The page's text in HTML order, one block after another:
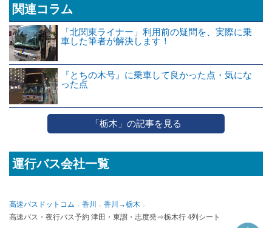
関連コラム
「北関東ライナー」利用前の疑問を、実際に乗
車した筆者が解決します！
『とちの木号』に乗車して良かった点・気にな
った点
「栃木」の記事を見る
運行バス会社一覧
高速バスドットコム 香川
香川→栃木
高速バス・夜行バス予約 津田・東讃・志度発⇒栃木行 4列シート